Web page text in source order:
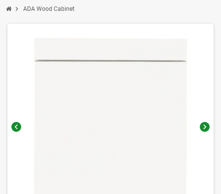
chevron_right ADA Wood Cabinet
chevron_left chevron_right